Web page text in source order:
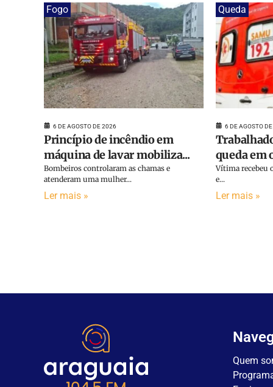
Fogo
6 DE AGOSTO DE 2026
Princípio de incêndio em
máquina de lavar mobiliza...
Bombeiros controlaram as chamas e
atenderam uma mulher...
Ler mais »
Queda
6 DE AGOSTO
queda em
Vítima recebeu
e...
Ler mais »
Quem